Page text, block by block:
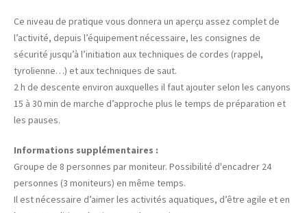
Ce niveau de pratique vous donnera un aperçu assez complet de
l’activité, depuis l’équipement nécessaire, les consignes de
sécurité jusqu’à l’initiation aux techniques de cordes (rappel,
tyrolienne…) et aux techniques de saut.
2 h de descente environ auxquelles il faut ajouter selon les canyons
15 à 30 min de marche d’approche plus le temps de préparation et
les pauses.
Informations supplémentaires :
Groupe de 8 personnes par moniteur. Possibilité d'encadrer 24
personnes (3 moniteurs) en même temps.
Il est nécessaire d’aimer les activités aquatiques, d’être agile et en